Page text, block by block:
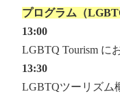
プログラム（
13:00
LGBTQ Tourism に
13:30
LGBTQツーリズム